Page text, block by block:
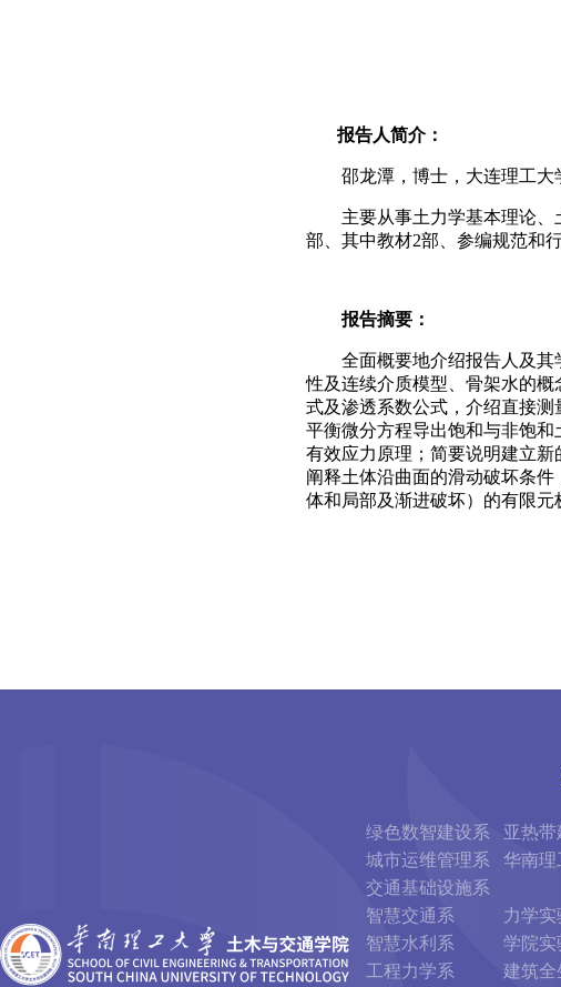
报告人简介：
邵龙潭，博士，大连理工大
主要从事土力学基本理论
部、其中教材2部、参编规范和
报告摘要：
全面概要地介绍报告人及
性及连续介质模型、骨架水的
式及渗透系数公式，介绍直接
平衡微分方程导出饱和与非饱
有效应力原理；简要说明建立
阐释土体沿曲面的滑动破坏条
体和局部及渐进破坏）的有限元
绿色数智建设系
城市运维管理系
交通基础设施系
智慧交通系
智慧水利系
工程力学系
亚热
华南理
力学实
学院实
建筑全